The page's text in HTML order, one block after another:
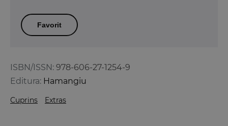
ISBN/ISSN: 978-606-27-1254-9
Editura: Hamangiu
Cuprins Extras
Favorit